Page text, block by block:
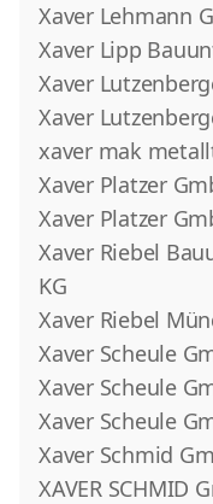
Xaver Lehmann
Xaver Lipp
Xaver
Xaver
xaver mak
Xaver Platzer
Xaver Platzer
Xaver Riebel
KG
Xaver Riebel
Xaver Scheule
Xaver Scheule
Xaver Scheule
Xaver Schmid
XAVER SCHMID